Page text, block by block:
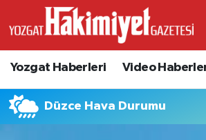
Yozgat Haberleri Video
Düzce Hava Durumu